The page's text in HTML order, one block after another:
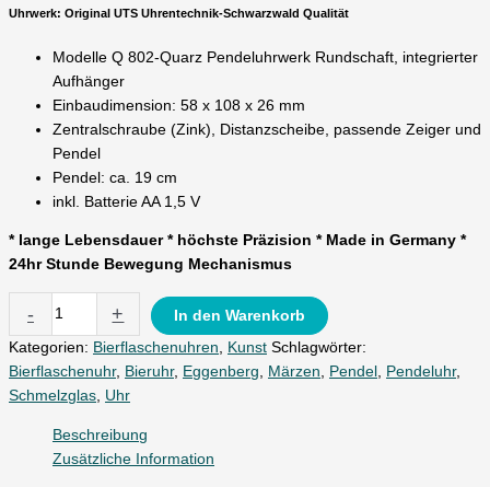
Uhrwerk: Original UTS Uhrentechnik-Schwarzwald Qualität
Modelle Q 802-Quarz Pendeluhrwerk Rundschaft, integrierter
Aufhänger
Einbaudimension: 58 x 108 x 26 mm
Zentralschraube (Zink), Distanzscheibe, passende Zeiger und
Pendel
Pendel: ca. 19 cm
inkl. Batterie AA 1,5 V
* lange Lebensdauer * höchste Präzision * Made in Germany *
24hr Stunde Bewegung Mechanismus
- +
In den Warenkorb
Kategorien: Bierflaschenuhren, Kunst Schlagwörter:
Bierflaschenuhr, Bieruhr, Eggenberg, Märzen, Pendel , Pendeluhr,
Schmelzglas, Uhr
Beschreibung
Zusätzliche Information